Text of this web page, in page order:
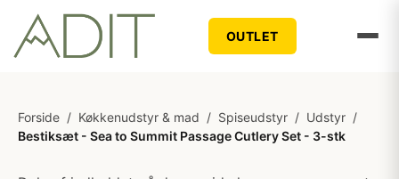
OUTLET
Forside / Køkkenudstyr & mad / Spiseudstyr / Udstyr /
Bestiksæt - Sea to Summit Passage Cutlery Set - 3-stk